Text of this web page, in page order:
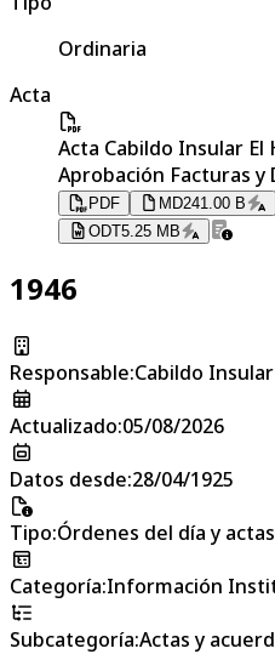
Ordinaria
Acta
Acta Cabildo Insular
Aprobación Facturas
PDF MD241.00 B
ODT5.25 MB
1946
Responsable:Cabildo
Actualizado:05/08/2026
Datos desde:28/04/1925
Tipo:Órdenes del día y
Categoría:Información
Subcategoría:Actas y